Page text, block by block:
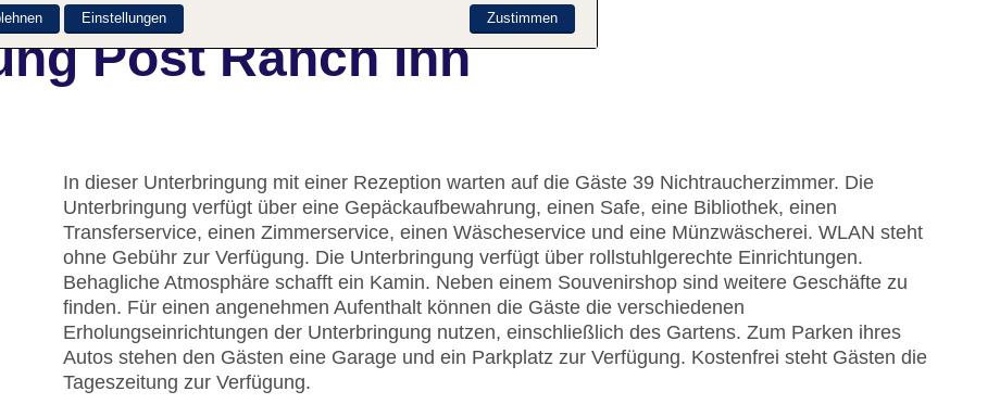
Post Ranch Inn
In dieser Unterbringung mit einer Rezeption warten auf die Gäste 39 Nichtraucherzimmer. Die
Unterbringung verfügt über eine Gepäckaufbewahrung, einen Safe, eine Bibliothek, einen
Transferservice, einen Zimmerservice, einen Wäscheservice und eine Münzwäscherei. WLAN steht
ohne Gebühr zur Verfügung. Die Unterbringung verfügt über rollstuhlgerechte Einrichtungen.
Behagliche Atmosphäre schafft ein Kamin. Neben einem Souvenirshop sind weitere Geschäfte zu
finden. Für einen angenehmen Aufenthalt können die Gäste die verschiedenen
Erholungseinrichtungen der Unterbringung nutzen, einschließlich des Gartens. Zum Parken ihres
Autos stehen den Gästen eine Garage und ein Parkplatz zur Verfügung. Kostenfrei steht Gästen die
Tageszeitung zur Verfügung.
Zustimmen
Einstellungen